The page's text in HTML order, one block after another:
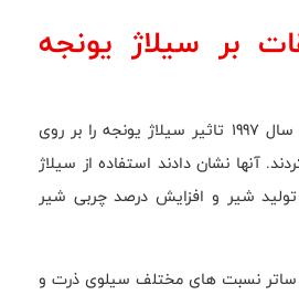
بر سیلاژ یونجه
1. هوفمن و همکاران در سال 1997 تاثیر سیلاژ یونجه را بر روی
آنها نشان دادند استفاده از سیلاژ
تولید شیر و افزایش درصد چربی شیر
دیمن و ساتر نسبت های مختلف سیلوی ذرت و